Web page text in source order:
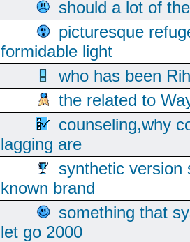
should a lot of
picturesque
formidable light
who has been
the related to
counseling,why
lagging are
synthetic version
known brand
something that
let go 2000